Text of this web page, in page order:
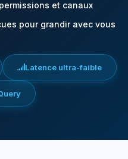
et canaux
pour grandir avec vous
Latence ultra-faible